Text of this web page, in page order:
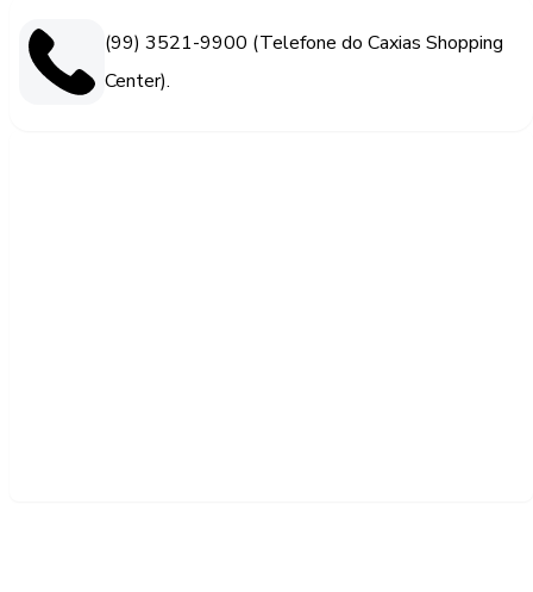
(99) 3521-9900 (Telefone do Caxias Shopping
Center).